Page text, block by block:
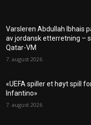
Varsleren Abdullah Ibhais
av jordansk etterretning –
Qatar-VM
7. august 2026
«UEFA spiller et høyt spill
Infantino»
7. august 2026